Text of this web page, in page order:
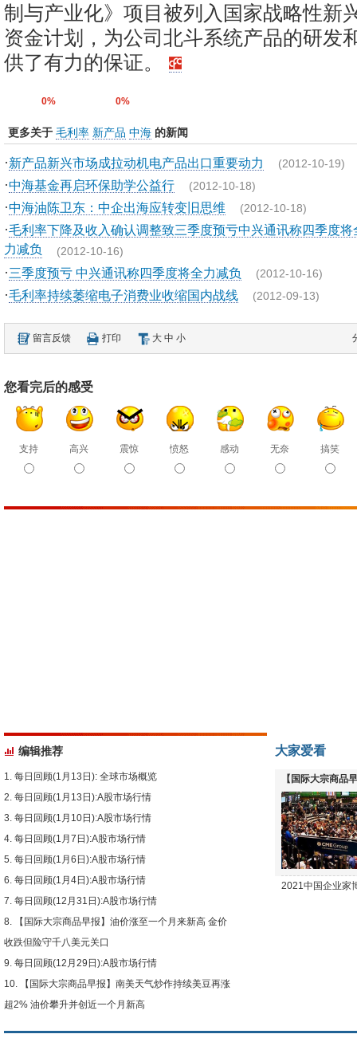
制与产业化》项目被列入国家战略性新
资金计划，为公司北斗系统产品的研发
供了有力的保证。
0% 0%
更多关于 毛利率 新产品 中海 的新闻
·新产品新兴市场成拉动机电产品出口重要动力 (2012-10-19)
·中海基金再启环保助学公益行 (2012-10-18)
·中海油陈卫东：中企出海应转变旧思维 (2012-10-18)
·毛利率下降及收入确认调整致三季度预亏中兴通讯称四季度将
力减负 (2012-10-16)
·三季度预亏 中兴通讯称四季度将全力减负 (2012-10-16)
·毛利率持续萎缩电子消费业收缩国内战线 (2012-09-13)
留言反馈 打印 大 中 小
您看完后的感受
支持 高兴 震惊 愤怒 感动 无奈 搞笑
编辑推荐
每日回顾(1月13日): 全球市场概览
每日回顾(1月13日):A股市场行情
每日回顾(1月10日):A股市场行情
每日回顾(1月7日):A股市场行情
每日回顾(1月6日):A股市场行情
每日回顾(1月4日):A股市场行情
每日回顾(12月31日):A股市场行情
【国际大宗商品早报】油价涨至一个月来新高 金价
收跌但险守千八美元关口
每日回顾(12月29日):A股市场行情
【国际大宗商品早报】南美天气炒作持续美豆再涨
超2% 油价攀升并创近一个月新高
大家爱看
【国际大宗商品
下跌
2021中国企业家